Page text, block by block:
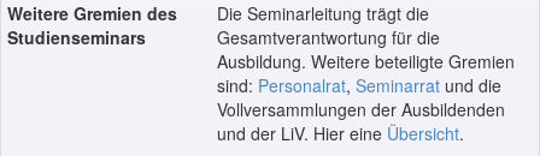
Weitere Gremien des
Studienseminars
Die Seminarleitung trägt die
Gesamtverantwortung für die
Ausbildung. Weitere beteiligte Gremien
sind: Personalrat, Seminarrat und die
Vollversammlungen der Ausbildenden
und der LiV. Hier eine Übersicht.